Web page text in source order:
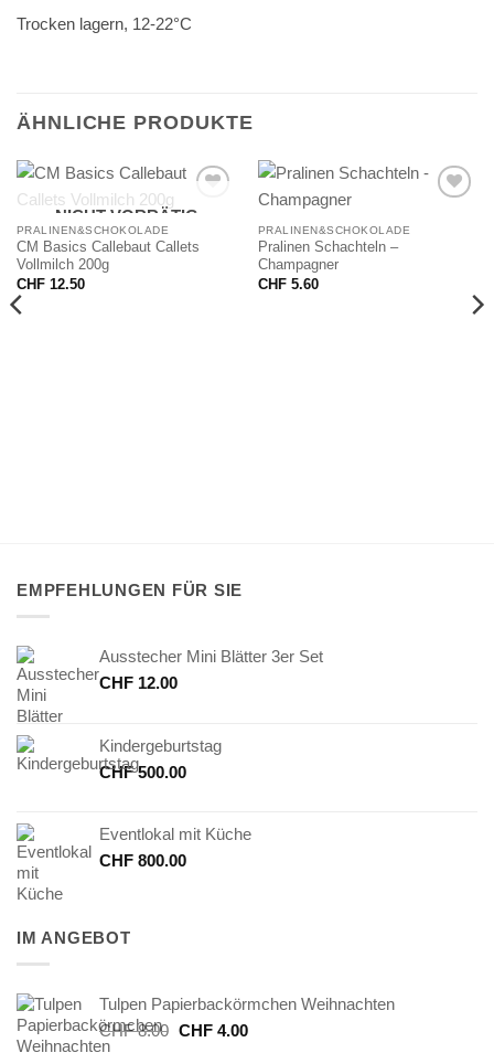
Trocken lagern, 12-22°C
ÄHNLICHE PRODUKTE
NICHT VORRÄTIG
PRALINEN&SCHOKOLADE
CM Basics Callebaut Callets
Vollmilch 200g
CHF12.50
PRALINEN&SCHOKOLADE
Pralinen Schachteln –
Champagner
CHF5.60
EMPFEHLUNGEN FÜR SIE
Ausstecher Mini Blätter 3er Set
CHF 12.00
Kindergeburtstag
CHF500.00
Eventlokal mit Küche
CHF 800.00
IM ANGEBOT
Tulpen Papierbackörmchen Weihnachten
CHF8.00 Ursprünglicher
CHF4.00Aktueller